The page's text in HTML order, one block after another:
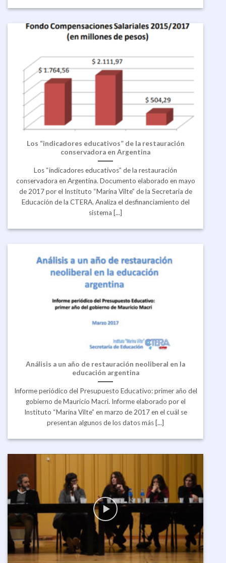
Los “indicadores educativos” de la restauración
conservadora en Argentina
Los “indicadores educativos” de la restauración
conservadora en Argentina. Documento elaborado en mayo
de 2017 por el Instituto “Marina Vilte” de la Secretaria de
Educación de la CTERA. Analiza el desfinanciamiento del
sistema [...]
Análisis a un año de restauración neoliberal en la
educación argentina
Informe periódico del Presupuesto Educativo: primer año del
gobierno de Mauricio Macri. Informe elaborado por el
Instituto “Marina Vilte” en marzo de 2017 en el cuál se
presentan algunos de los datos más [...]